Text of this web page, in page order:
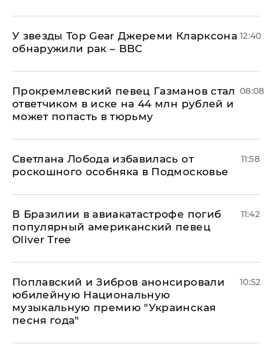
У звезды Top Gear Джереми Кларксона
обнаружили рак – BBC
12:40
Прокремлевский певец Газманов стал
ответчиком в иске на 44 млн рублей и
может попасть в тюрьму
08:08
Светлана Лобода избавилась от
роскошного особняка в Подмосковье
11:58
В Бразилии в авиакатастрофе погиб
популярный американский певец
Oliver Tree
11:42
Поплавский и Зибров анонсировали
юбилейную Национальную
музыкальную премию "Украинская
песня года"
10:52